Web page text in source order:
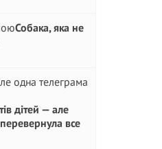
Собака, яка не
дітей — але
все